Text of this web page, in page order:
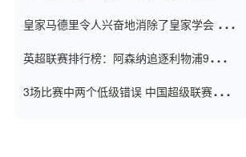
皇家马德里令人兴奋地消除了皇家学会 安
英超联赛排行榜：阿森纳追逐利物浦9分 曼
3场比赛中两个低级错误 中国超级联赛的前